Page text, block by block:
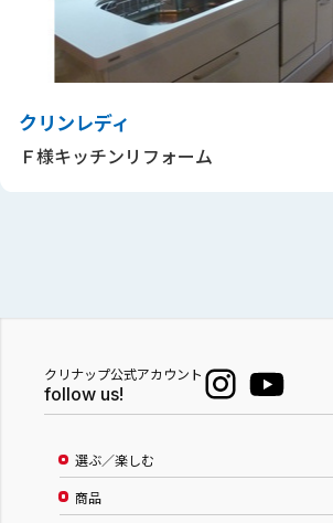
クリンレディ
Ｆ様キッチンリフォーム
クリナップ公式アカウント
follow us!
選ぶ／楽しむ
商品